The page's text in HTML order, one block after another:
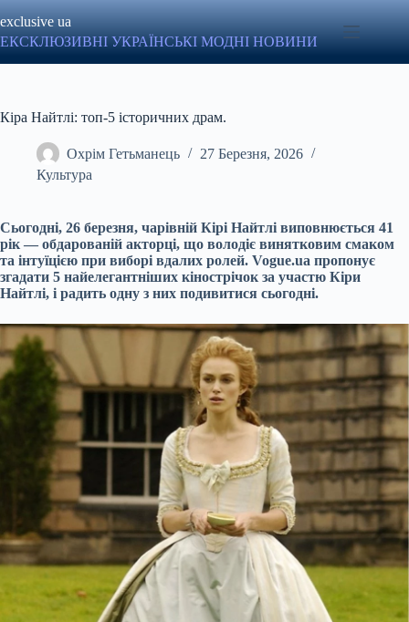
до
вмісту
exclusive ua
ЕКСКЛЮЗИВНІ УКРАЇНСЬКІ МОДНІ НОВИНИ
Кіра Найтлі: топ-5 історичних драм.
Охрім Гетьманець
27 Березня, 2026
Культура
Сьогодні, 26 березня, чарівній Кірі Найтлі виповнюється 41
рік — обдарованій акторці, що володіє винятковим смаком
та інтуїцією при виборі вдалих ролей. Vogue.ua пропонує
згадати 5 найелегантніших кінострічок за участю Кіри
Найтлі, і радить одну з них подивитися сьогодні.